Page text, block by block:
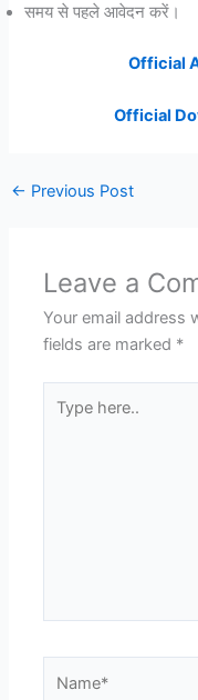
समय से पहले आवेदन करें।
Official
Official
← Previous Post
Leave a
Your email address
fields are marked *
here..